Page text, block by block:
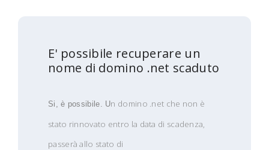
E' possibile recuperare un
nome di domino .net scaduto
Si, è possibile. Un domino .net che non è
stato rinnovato entro la data di scadenza,
passerà allo stato di